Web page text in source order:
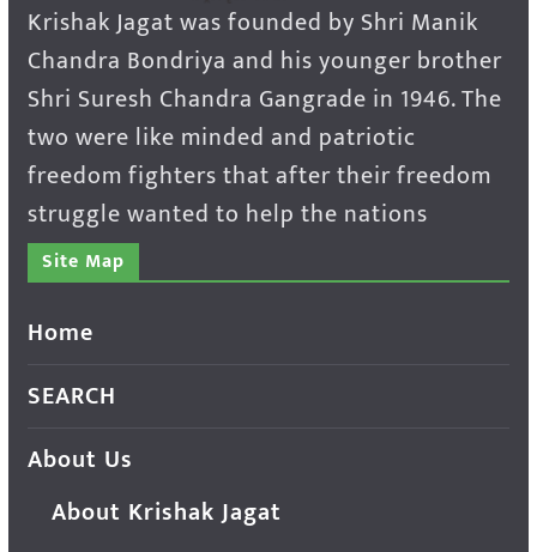
Krishak Jagat was founded by Shri Manik
Chandra Bondriya and his younger brother
Shri Suresh Chandra Gangrade in 1946. The
two were like minded and patriotic
freedom fighters that after their freedom
struggle wanted to help the nations
Site Map
Home
SEARCH
About Us
About Krishak Jagat